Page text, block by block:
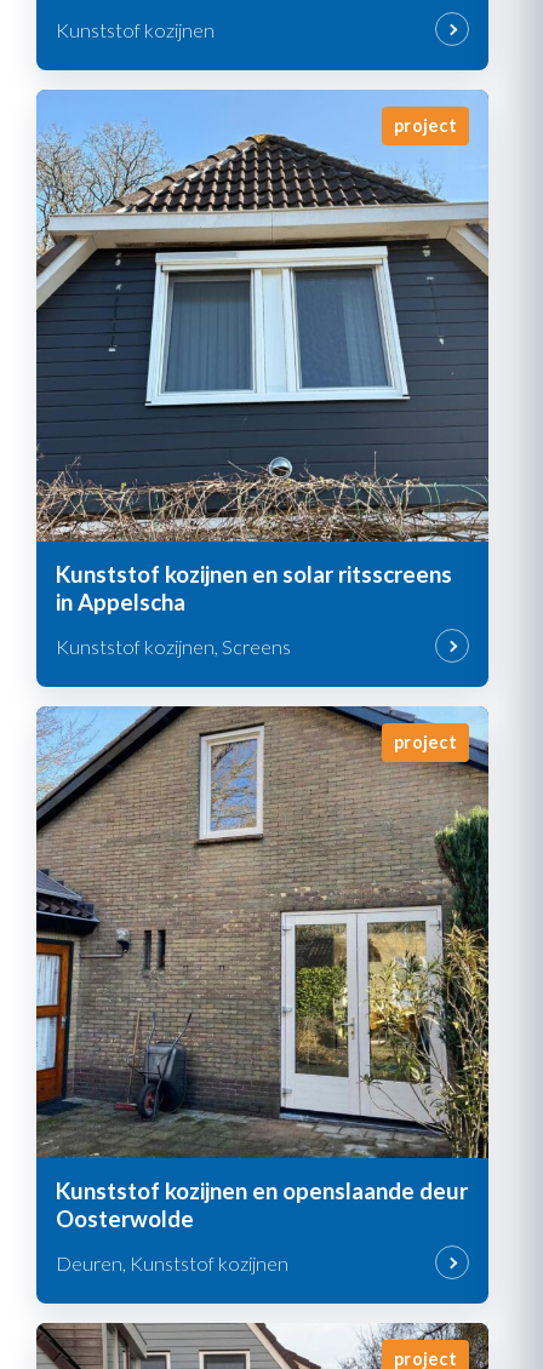
Kunststof kozijnen
project
Kunststof kozijnen en solar ritsscreens
in Appelscha
Kunststof kozijnen, Screens
project
Kunststof kozijnen en openslaande deur
Oosterwolde
Deuren, Kunststof kozijnen
project